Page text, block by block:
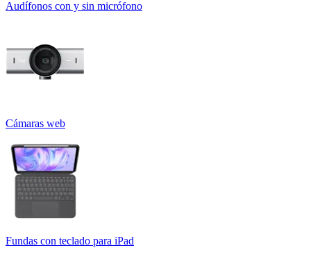
Audífonos con y sin micrófono
Cámaras web
Fundas con teclado para iPad